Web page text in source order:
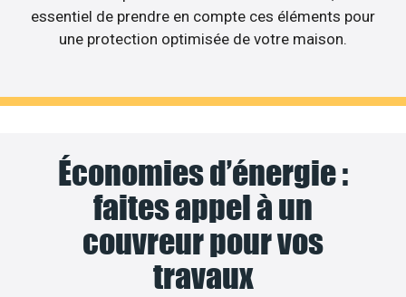
essentiel de prendre en compte ces éléments pour
une protection optimisée de votre maison.
Économies d’énergie :
faites appel à un
couvreur pour vos
travaux